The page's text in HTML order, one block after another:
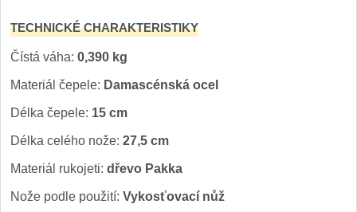
TECHNICKÉ CHARAKTERISTIKY
Čístá váha: 0,390 kg
Materiál čepele: Damascénská ocel
Délka čepele: 15 cm
Délka celého nože: 27,5 cm
Materiál rukojeti: dřevo Pakka
Nože podle použití: Vykosťovací nůž